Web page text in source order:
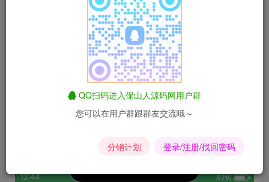
发现页面导流到其他的小程序中，形成流量圈
兑换设置，支持积分兑换次数，积分兑换次数
裂变，用户分享增加用户次数
非ip授权，不限制小程序接入数
QQ扫码进入保山人源码网用户群
您可以在用户群跟群友交流哦～
分销计划 登录/注册/找回密码